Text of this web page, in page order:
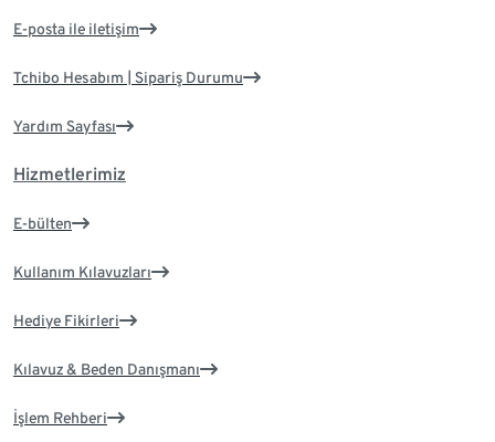
E-posta ile iletişim
Tchibo Hesabım | Sipariş Durumu
Yardım Sayfası
Hizmetlerimiz
E-bülten
Kullanım Kılavuzları
Hediye Fikirleri
Kılavuz & Beden Danışmanı
İşlem Rehberi